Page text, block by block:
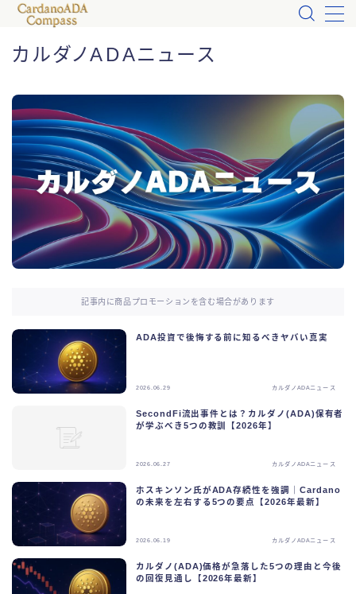
MENU
カルダノADA入門
お問い合わせ
プロフィール
なぜカルダノADA?
カルダノADA_Tips
カルダノADAテクノロジー
カルダノADAビジョン
カルダノADAニュース
カルダノADAニュース
記事内に商品プロモーションを含む場合があります
ADA投資で後悔する前に知るべきヤバい真実
2026.06.29 カルダノADAニュース
SecondFi流出事件とは？カルダノ(ADA)保有者
が学ぶべき5つの教訓【2026年】
2026.06.27 カルダノADAニュース
ホスキンソン氏がADA存続性を強調｜Cardano
の未来を左右する5つの要点【2026年最新】
2026.06.19 カルダノADAニュース
カルダノ(ADA)価格が急落した5つの理由と今後
の回復見通し【2026年最新】